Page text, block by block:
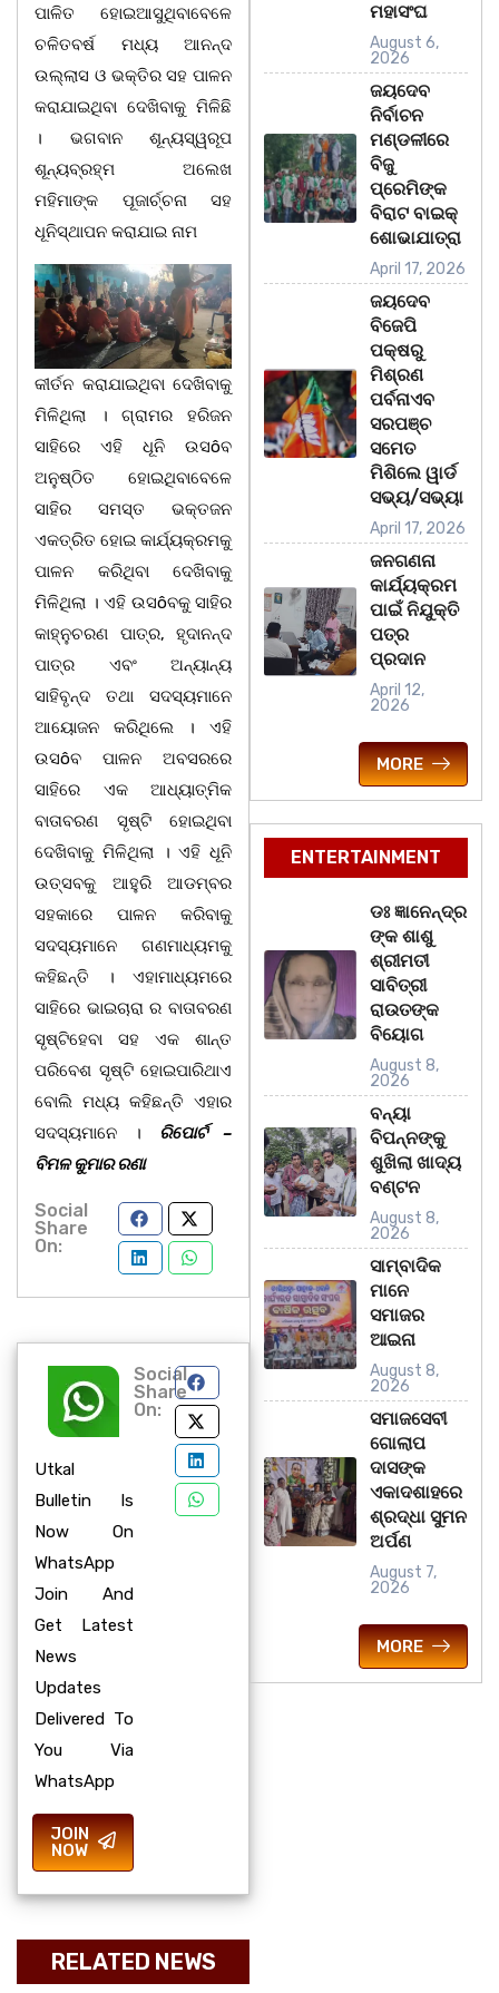
ପାଳିତ ହୋଇଆସୁଥିବାବେଳେ
ଚଳିତବର୍ଷ ମଧ୍ୟ ଆନନ୍ଦ
ଉଲ୍ଲାସ ଓ ଭକ୍ତିର ସହ ପାଳନ
କରାଯାଇଥିବା ଦେଖିବାକୁ ମିଳିଛି
। ଭଗବାନ ଶୂନ୍ୟସ୍ୱରୂପ
ଶୂନ୍ୟବ୍ରହ୍ମ ଅଲେଖ
ମହିମାଙ୍କ ପୂଜାର୍ଚ୍ଚନା ସହ
ଧୂନିସ୍ଥାପନ କରାଯାଇ ନାମ
କୀର୍ତନ କରାଯାଇଥିବା ଦେଖିବାକୁ
ମିଳିଥିଲା । ଗ୍ରାମର ହରିଜନ
ସାହିରେ ଏହି ଧୂନି ଉସôବ
ଅନୁଷ୍ଠିତ ହୋଇଥିବାବେଳେ
ସାହିର ସମସ୍ତ ଭକ୍ତଜନ
ଏକତ୍ରିତ ହୋଇ କାର୍ଯ୍ୟକ୍ରମକୁ
ପାଳନ କରିଥିବା ଦେଖିବାକୁ
ମିଳିଥିଲା । ଏହି ଉସôବକୁ ସାହିର
କାହ୍ନୁଚରଣ ପାତ୍ର, ହୃଦାନନ୍ଦ
ପାତ୍ର ଏବଂ ଅନ୍ୟାନ୍ୟ
ସାହିବୃନ୍ଦ ତଥା ସଦସ୍ୟମାନେ
ଆୟୋଜନ କରିଥିଲେ । ଏହି
ଉସôବ ପାଳନ ଅବସରରେ
ସାହିରେ ଏକ ଆଧ୍ୟାତ୍ମିକ
ବାତାବରଣ ସୃଷ୍ଟି ହୋଇଥିବା
ଦେଖିବାକୁ ମିଳିଥିଲା । ଏହି ଧୂନି
ଉତ୍ସବକୁ ଆହୁରି ଆଡମ୍ବର
ସହକାରେ ପାଳନ କରିବାକୁ
ସଦସ୍ୟମାନେ ଗଣମାଧ୍ୟମକୁ
କହିଛନ୍ତି । ଏହାମାଧ୍ୟମରେ
ସାହିରେ ଭାଇଚାରା ର ବାତାବରଣ
ସୃଷ୍ଟିହେବା ସହ ଏକ ଶାନ୍ତ
ପରିବେଶ ସୃଷ୍ଟି ହୋଇପାରିଥାଏ
ବୋଲି ମଧ୍ୟ କହିଛନ୍ତି ଏହାର
ସଦସ୍ୟମାନେ ।
ରିପୋର୍ଟ –
ବିମଳ କୁମାର ରଣା
Social
Share
On:
Utkal
Bulletin Is
Now On
WhatsApp
Join And
Get Latest
News
Updates
Delivered To
You Via
WhatsApp
JOIN
NOW
Social
Share
On:
RELATED NEWS
ମହାସଂଘ
August 6,
2026
ଜୟଦେବ
ନିର୍ବାଚନ
ମଣ୍ଡଳୀରେ
ବିଜୁ
ପ୍ରେମିଙ୍କ
ବିରାଟ ବାଇକ୍
ଶୋଭାଯାତ୍ରା
April 17, 2026
ଜୟଦେବ
ବିଜେପି
ପକ୍ଷରୁ
ମିଶ୍ରଣ
ପର୍ବନାଏବ
ସରପଞ୍ଚ
ସମେତ
ମିଶିଲେ ୱାର୍ଡ
ସଭ୍ୟ/ସଭ୍ୟା
April 17, 2026
ଜନଗଣନା
କାର୍ଯ୍ୟକ୍ରମ
ପାଇଁ ନିଯୁକ୍ତି
ପତ୍ର
ପ୍ରଦାନ
April 12,
2026
MORE
ENTERTAINMENT
ଡଃ ଜ୍ଞାନେନ୍ଦ୍ର
ଙ୍କ ଶାଶୁ
ଶ୍ରୀମତୀ
ସାବିତ୍ରୀ
ରାଉତଙ୍କ
ବିୟୋଗ
August 8,
2026
ବନ୍ୟା
ବିପନ୍ନଙ୍କୁ
ଶୁଖିଲା ଖାଦ୍ୟ
ବଣ୍ଟନ
August 8,
2026
ସାମ୍ବାଦିକ
ମାନେ
ସମାଜର
ଆଇନା
August 8,
2026
ସମାଜସେବୀ
ଗୋଲାପ
ଦାସଙ୍କ
ଏକାଦଶାହରେ
ଶ୍ରଦ୍ଧା ସୁମନ
ଅର୍ପଣ
August 7,
2026
MORE